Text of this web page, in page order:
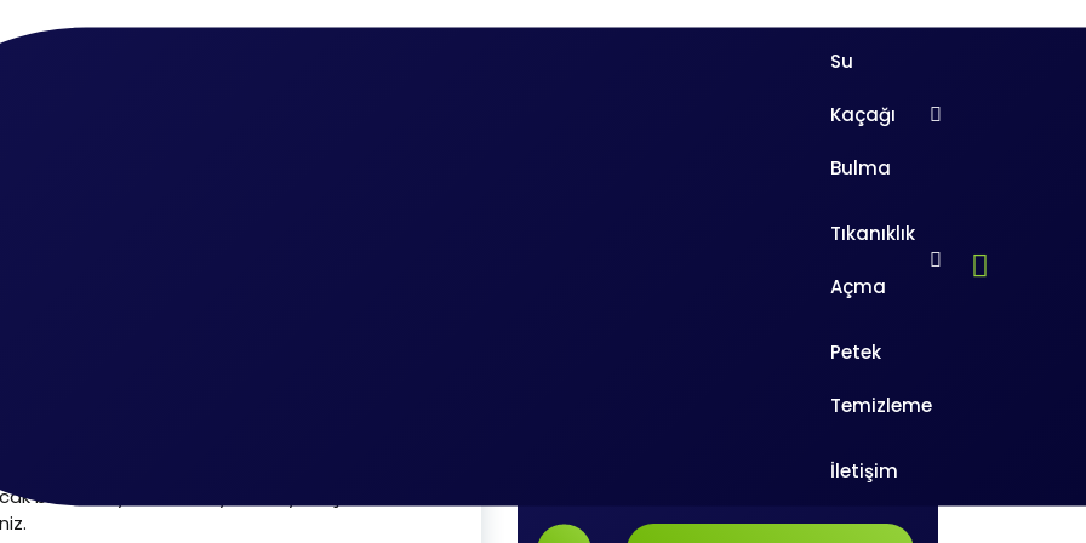
Su
Kaçağı
Bulma
Tıkanıklık
Açma
Petek
Temizleme
İletişim
hemen herkesin yaşadığı sorunlardandır. Siz de bu tarz sorunlar yaşıyorsanız firmamızdan
adresinize gelecek olan ekiplerimiz giderinizle alakalı sorunu tespit edecek ve onarım işlemine
şekilde bir kaçak var ise bu durumda giderin değiştirilmesi gerekebilir.
kişilerin mutlaka işinde uzman olması gerekiyor. En ufak hata daha büyük sorunlara yol
bir sorun yüksek maliyetlere yol açacaktır. Siz de bu tarz sorunları yaşamak istemiyorsanız